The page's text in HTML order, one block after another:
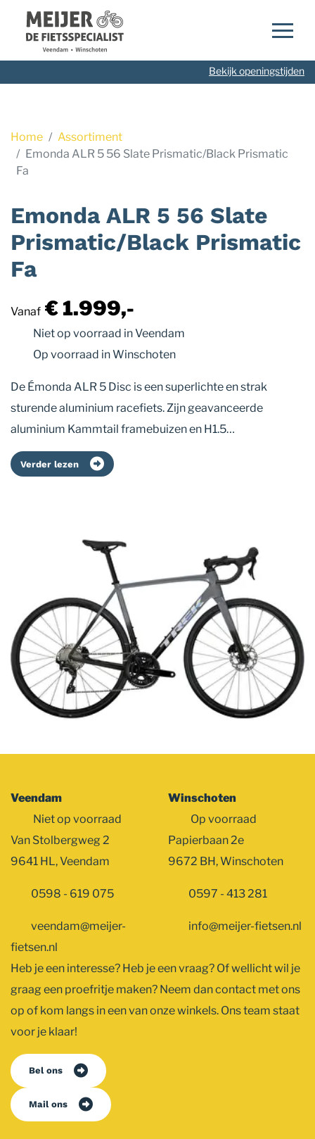
Navigatie
Bekijk openingstijden
Home
Assortiment
Emonda ALR 5 56 Slate Prismatic/Black Prismatic
Fa
Emonda ALR 5 56 Slate
Prismatic/Black Prismatic
Fa
Vanaf € 1.999,-
Niet op voorraad in Veendam
Op voorraad in Winschoten
De Émonda ALR 5 Disc is een superlichte en strak
sturende aluminium racefiets. Zijn geavanceerde
aluminium Kammtail framebuizen en H1.5…
Verder lezen
Veendam
Niet op voorraad
Van Stolbergweg 2
9641 HL, Veendam
0598 - 619 075
veendam@meijer-
fietsen.nl
Winschoten
Op voorraad
Papierbaan 2e
9672 BH, Winschoten
0597 - 413 281
info@meijer-fietsen.nl
Heb je een interesse? Heb je een vraag? Of wellicht wil je
graag een proefritje maken? Neem dan contact met ons
op of kom langs in een van onze winkels. Ons team staat
voor je klaar!
Bel ons
Mail ons